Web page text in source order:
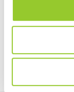
Jänönhäntä